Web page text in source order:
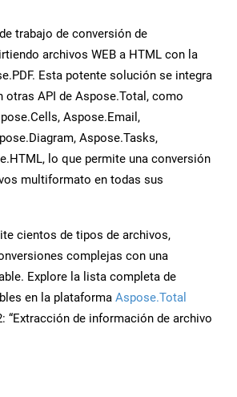
trabajo de conversión de
archivos WEB a HTML con la
Esta potente solución se integra
otras API de Aspose.Total, como
Aspose.Email,
Aspose.Tasks,
lo que permite una conversión
multiformato en todas sus
cientos de tipos de archivos,
complejas con una
Explore la lista completa de
en la plataforma Aspose.Total
“Extracción de información de archivo